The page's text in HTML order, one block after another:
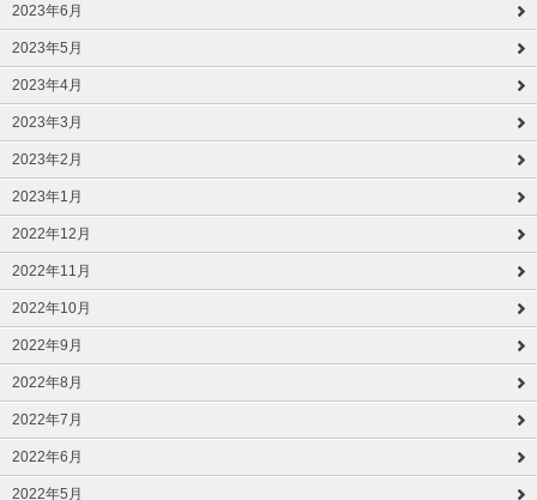
2023年6月
2023年5月
2023年4月
2023年3月
2023年2月
2023年1月
2022年12月
2022年11月
2022年10月
2022年9月
2022年8月
2022年7月
2022年6月
2022年5月